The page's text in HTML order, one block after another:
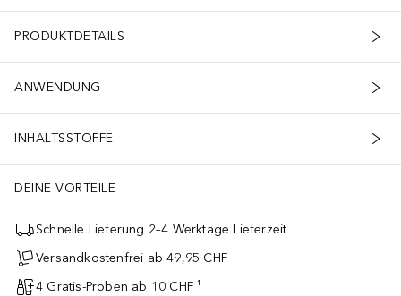
PRODUKTDETAILS
ANWENDUNG
INHALTSSTOFFE
DEINE VORTEILE
Schnelle Lieferung 2–4 Werktage Lieferzeit
Versandkostenfrei ab 49,95 CHF
4 Gratis-Proben ab 10 CHF ¹